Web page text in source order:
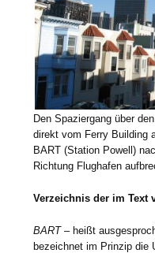
Den Spaziergang über
direkt vom Ferry Building
BART (Station Powell)
Richtung Flughafen
Verzeichnis der im Text
BART– heißt
bezeichnet im Prinzip die